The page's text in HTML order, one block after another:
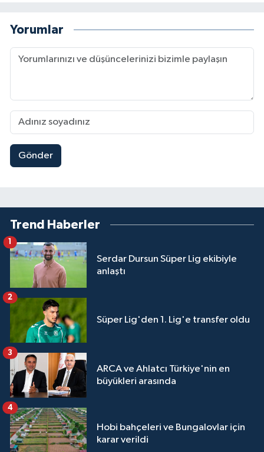
Yorumlar
Gönder
Trend Haberler
Serdar Dursun Süper Lig ekibiyle
anlaştı
Süper Lig'den 1. Lig'e transfer oldu
2
ARCA ve Ahlatcı Türkiye'nin en
büyükleri arasında
3
Hobi bahçeleri ve Bungalovlar için
karar verildi
4